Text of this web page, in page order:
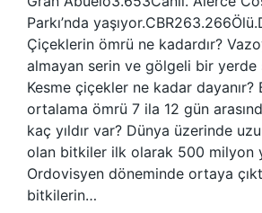
Parkı’nda
Çiçeklerin ömrü ne kadardır?
almayan serin ve gölgeli bir yerde
Kesme çiçekler ne kadar dayanır?
ortalama ömrü 7 ila 12 gün
kaç yıldır var? Dünya üzerinde
olan bitkiler ilk olarak 500 milyon
Ordovisyen döneminde ortaya
bitkilerin…